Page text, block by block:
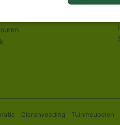
Dierenvoeding Tuinmeubelen